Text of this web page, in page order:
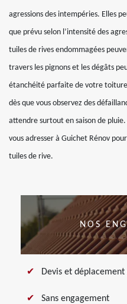
agressions des intempéries. Elles
que prévu selon l’intensité des
tuiles de rives endommagées
travers les pignons et les dégâts
étanchéité parfaite de votre
dès que vous observez des
attendre surtout en saison de
vous adresser à Guichet Rénov
tuiles de rive.
NOS
Devis et
Sans engagement